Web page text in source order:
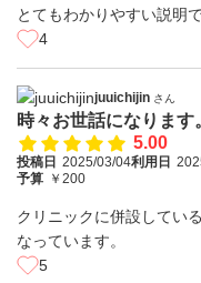
とてもわかりやすい説明
4
juuichijin さん
時々お世話になります
5.00
投稿日 2025/03/04利用日
予算 ￥200
クリニックに併設してい
なっています。
5